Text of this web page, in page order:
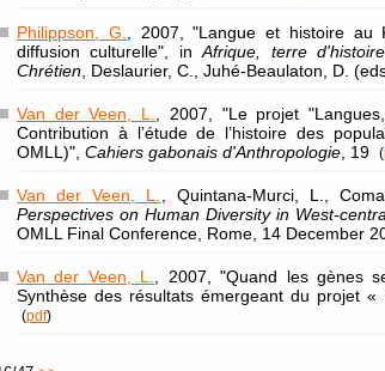
Philippson, G.
, 2007, "Langue et histoire
diffusion culturelle", inAfrique, terre
Chrétien , Deslaurier, C., Juhé-Beaulaton, D.
Van der Veen, L.
, 2007, "Le projet
Contribution à l’étude de l’histoire des
OMLL)", Cahiers gabonais d'Anthropologie , 19 (
Van der Veen, L. , Quintana-Murci, L.,
Perspectives on Human Diversity in West-
OMLL Final Conference, Rome, 14 December
Van der Veen, L.
, 2007, "Quand les gènes
Synthèse des résultats émergeant du projet «
(pdf)